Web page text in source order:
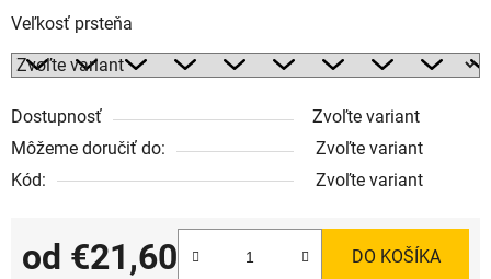
Veľkosť prsteňa
Dostupnosť
Zvoľte variant
Môžeme doručiť do:
Zvoľte variant
Kód:
Zvoľte variant
od €21,60 DO KOŠÍKA